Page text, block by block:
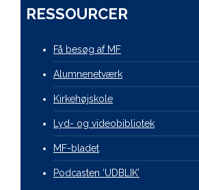
RESSOURCER
Få besøg af MF
Alumnenetværk
Kirkehøjskole
Lyd- og videobibliotek
MF-bladet
Podcasten ‘UDBLIK’